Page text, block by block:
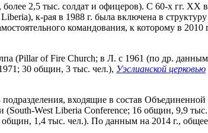
2,5 тыс. солдат и офицеров). С 60-х гг. XX
к-рая в 1988 г. была включена в
командования, к которому в 2010
(Pillar of Fire Church; в Л. с 1961 (по др.
30 общин, 3 тыс. чел.), Уэслианской церковью
входящие в состав
West Liberia Conference; 16 общин, 9,9
1,4 тыс. чел.). По данным на 2014 г., общее